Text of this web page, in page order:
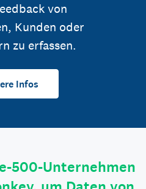
von
Kunden oder
zu erfassen.
Infos
500-Unternehmen